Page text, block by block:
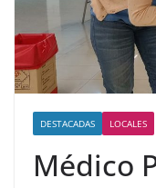
DESTACADAS LOCALES
Médico